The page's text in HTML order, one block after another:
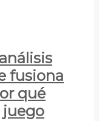
fusiona
qué
juego